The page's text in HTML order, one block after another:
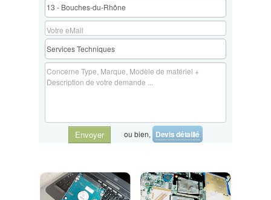
Envoyer ou bien, Devis détaillé